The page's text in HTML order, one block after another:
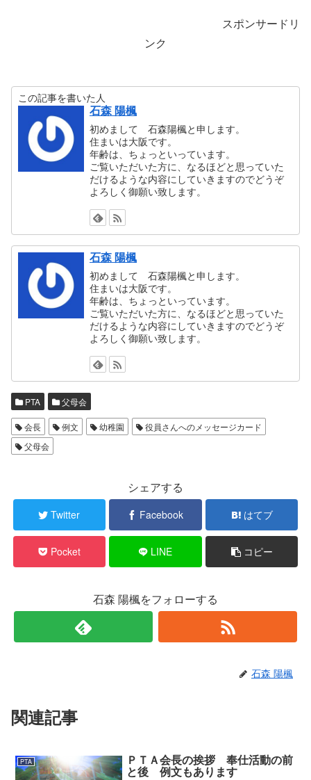
スポンサードリ
ンク
この記事を書いた人
石森 陽楓
初めまして 石森陽楓と申します。
住まいは大阪です。
年齢は、ちょっといっています。
ご覧いただいた方に、なるほどと思っていた
だけるような内容にしていきますのでどうぞ
よろしく御願い致します。
石森 陽楓
初めまして 石森陽楓と申します。
住まいは大阪です。
年齢は、ちょっといっています。
ご覧いただいた方に、なるほどと思っていた
だけるような内容にしていきますのでどうぞ
よろしく御願い致します。
PTA 父母会
会長 例文 幼稚園
役員さんへのメッセージカード
父母会
シェアする
Twitter Facebook はてブ
Pocket LINE コピー
石森 陽楓をフォローする
石森 陽楓
関連記事
PTA ＰＴＡ会長の挨拶 奉仕活動の前
と後 例文もあります